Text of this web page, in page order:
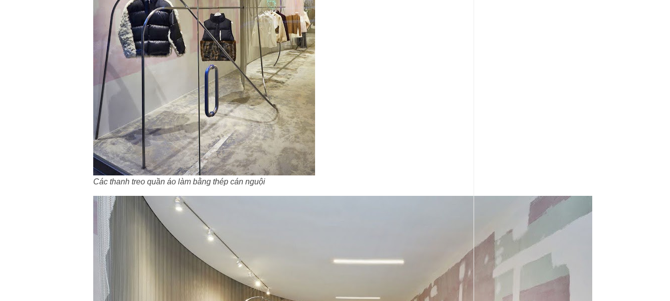
Các thanh treo quần áo làm bằng thép cán nguội